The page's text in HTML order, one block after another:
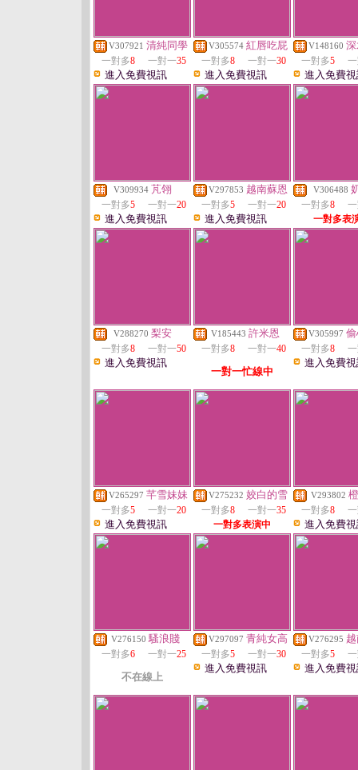
V307921 清純同學
一對多8 一對一35
進入免費視訊
V305574 紅唇吃屁
一對多8 一對一30
進入免費視訊
V148160
一對多5
進入免費
V309934 芃翎
一對多5 一對一20
進入免費視訊
V297853 越南蘇恩
一對多5 一對一20
進入免費視訊
V306488
一對多8
一對多表
V288270 梨安
一對多8 一對一50
進入免費視訊
V185443 許米恩
一對多8 一對一40
一對一忙線中
V305997
一對多8
進入免費
V265297 芊雪妹妹
一對多5 一對一20
進入免費視訊
V275232 姣白的雪
一對多8 一對一35
一對多表演中
V293802
一對多8
進入免費
V276150 騷浪賤
一對多6 一對一25
不在線上
V297097 青純女高
一對多5 一對一30
進入免費視訊
V276295
一對多5
進入免費